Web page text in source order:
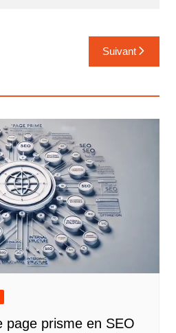
Suivant
page prisme en SEO